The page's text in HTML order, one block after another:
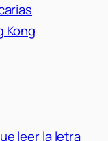
Kong
leer la letra